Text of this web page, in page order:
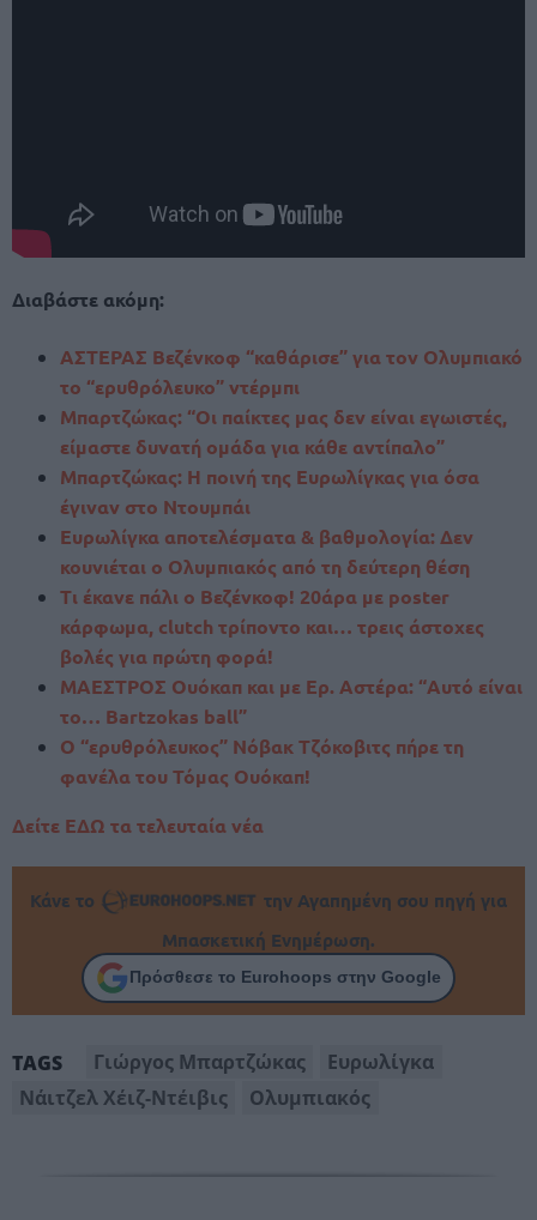
Διαβάστε ακόμη:
ΑΣΤΕΡΑΣ Βεζένκοφ “καθάρισε” για τον Ολυμπιακό
το “ερυθρόλευκο” ντέρμπι
Μπαρτζώκας: “Οι παίκτες μας δεν είναι εγωιστές,
είμαστε δυνατή ομάδα για κάθε αντίπαλο”
Μπαρτζώκας: Η ποινή της Ευρωλίγκας για όσα
έγιναν στο Ντουμπάι
Ευρωλίγκα αποτελέσματα & βαθμολογία: Δεν
κουνιέται ο Ολυμπιακός από τη δεύτερη θέση
Τι έκανε πάλι ο Βεζένκοφ! 20άρα με poster
κάρφωμα, clutch τρίποντο και… τρεις άστοχες
βολές για πρώτη φορά!
ΜΑΕΣΤΡΟΣ Ουόκαπ και με Ερ. Αστέρα: “Αυτό είναι
το… Bartzokas ball”
Ο “ερυθρόλευκος” Νόβακ Τζόκοβιτς πήρε τη
φανέλα του Τόμας Ουόκαπ!
Δείτε ΕΔΩ τα τελευταία νέα
Κάνε το
την Αγαπημένη σου πηγή για
Μπασκετική Ενημέρωση.
Πρόσθεσε το Eurohoops στην Google
TAGS Γιώργος Μπαρτζώκας
Ευρωλίγκα
Νάιτζελ Χέιζ-Ντέιβις
Ολυμπιακός